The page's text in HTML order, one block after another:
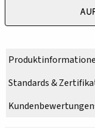
Standards &
Kundenbewertungen